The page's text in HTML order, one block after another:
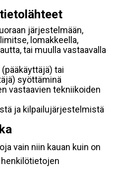
järjestelmään,
lomakkeella,
tai muulla vastaavalla
tai
syöttäminä
vastaavien tekniikoiden
ja kilpailujärjestelmistä
vain niin kauan kuin on